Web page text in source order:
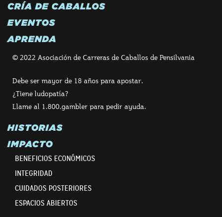
CRÍA DE CABALLOS
EVENTOS
APRENDA
© 2022 Asociación de Carreras de Caballos de Pensilvania
Debe ser mayor de 18 años para apostar.
¿Tiene ludopatía?
Llame al 1.800.gambler para pedir ayuda.
HISTORIAS
IMPACTO
BENEFICIOS ECONÓMICOS
INTEGRIDAD
CUIDADOS POSTERIORES
ESPACIOS ABIERTOS